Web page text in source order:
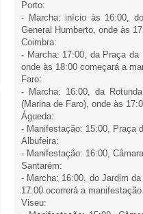
Porto:
- Marcha: início às 16:00,
General Humberto, onde às
Coimbra:
- Marcha: 17:00, da Praça da
onde às 18:00 começará a
Faro:
- Marcha: 16:00, da
(Marina de Faro), onde às
Águeda:
- Manifestação: 15:00, Praça
Albufeira:
- Manifestação: 16:00,
Santarém:
- Marcha: 16:00, do Jardim
17:00 ocorrerá a manifestação
Viseu: